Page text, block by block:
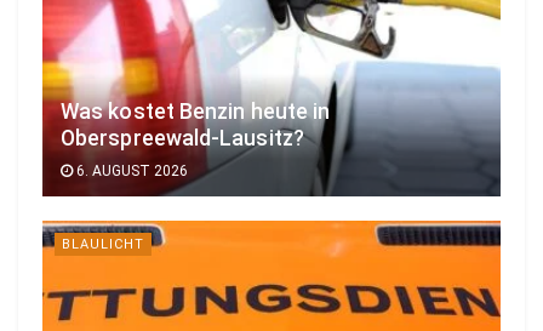
Was kostet Benzin heute in
Oberspreewald-Lausitz?
6. AUGUST 2026
BLAULICHT